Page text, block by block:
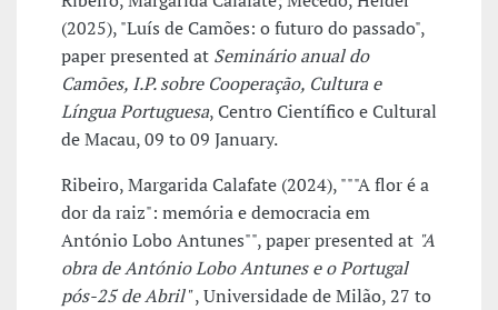
(2025), "Luís de Camões: o futuro do passado",
paper presented at Seminário anual do
Camões, I.P. sobre Cooperação, Cultura e
Língua Portuguesa, Centro Científico e Cultural
de Macau, 09 to 09 January.
Ribeiro, Margarida Calafate (2024), """A flor é a
dor da raiz": memória e democracia em
António Lobo Antunes"", paper presented at "A
obra de António Lobo Antunes e o Portugal
pós-25 de Abril", Universidade de Milão, 27 to